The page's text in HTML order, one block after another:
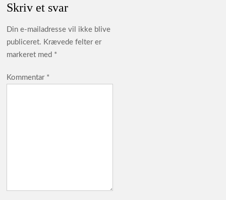
Skriv et svar
Din e-mailadresse vil ikke blive
publiceret. Krævede felter er
markeret med *
Kommentar *